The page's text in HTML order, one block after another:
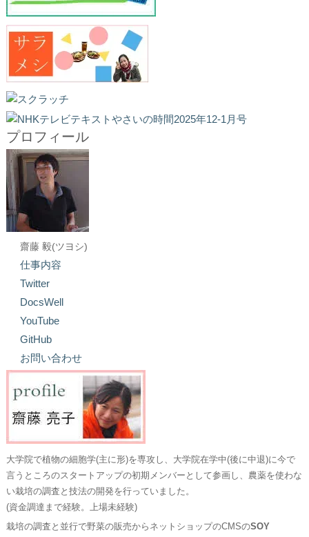
プロフィール
齋藤 毅(ツヨシ)
仕事内容
Twitter
DocsWell
YouTube
GitHub
お問い合わせ
大学院で植物の細胞学(主に形)を専攻し、大学院在学中(後に中退)に今で
言うところのスタートアップの初期メンバーとして参画し、農薬を使わな
い栽培の調査と技法の開発を行っていました。
(資金調達まで経験。上場未経験)
栽培の調査と並行で野菜の販売からネットショップのCMSのSOY